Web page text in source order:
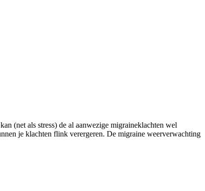
(net als stress) de al aanwezige migraineklachten wel
je klachten flink verergeren. De migraine weerverwachting